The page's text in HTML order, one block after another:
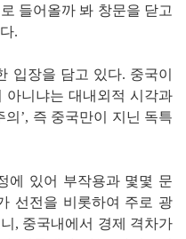
들어올까 봐 창문을 닫고
다.
입장을 담고 있다. 중국이
아니냐는 대내외적 시각과
’, 즉 중국만이 지닌 독특
에 있어 부작용과 몇몇 문
선전을 비롯하여 주로 광
, 중국내에서 경제 격차가